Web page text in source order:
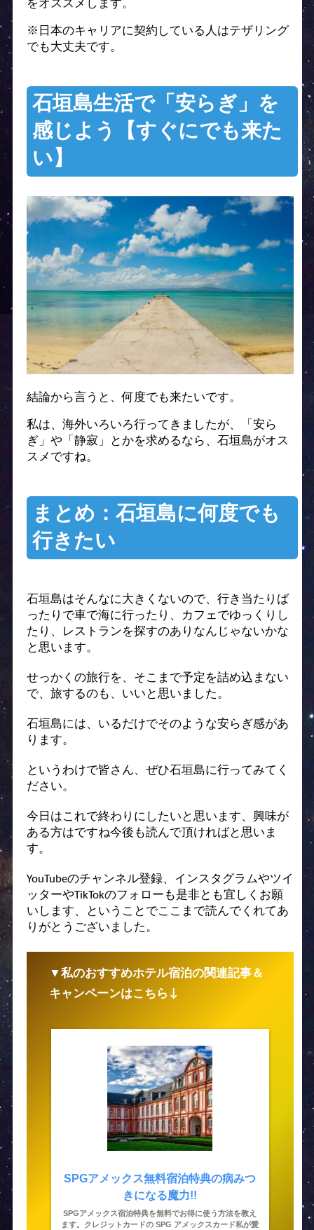
をオススメします。
※日本のキャリアに契約している人はテザリング
でも大丈夫です。
石垣島生活で「安らぎ」を
感じよう【すぐにでも来た
い】
結論から言うと、何度でも来たいです。
私は、海外いろいろ行ってきましたが、「安ら
ぎ」や「静寂」
とかを求めるなら、石垣島がオス
スメですね。
まとめ：石垣島に何度でも
行きたい
石垣島はそんなに大きくないので、行き当たりば
ったりで車で海に行ったり、カフェでゆっくりし
たり、レストランを探すのありなんじゃないかな
と思います。
せっかくの旅行を、そこまで予定を詰め込まない
で、旅するのも、いいと思いました。
石垣島には、いるだけでそのような安らぎ感があ
ります。
というわけで皆さん、ぜひ石垣島に行ってみてく
ださい。
今日はこれで終わりにしたいと思います、興味が
ある方はですね今後も読んで頂ければと思いま
す。
YouTubeのチャンネル登録、インスタグラムやツイ
ッターやTikTokのフォローも是非とも宜しくお願
いします、ということでここまで読んでくれてあ
りがとうございました。
▼私のおすすめホテル宿泊の関連記事＆
キャンペーンはこちら↓
SPGアメックス無料宿泊特典の病みつ
きになる魔力!!
SPGアメックス宿泊特典を無料でお得に使う方法を教え
ます。クレジットカードの SPG アメックスカード私が愛